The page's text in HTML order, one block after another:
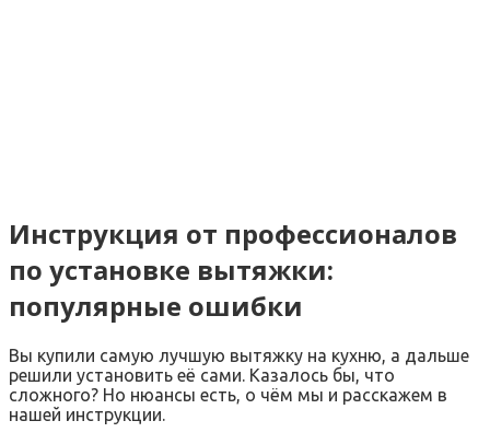
Инструкция от профессионалов
по установке вытяжки:
популярные ошибки
Вы купили самую лучшую вытяжку на кухню, а дальше
решили установить её сами. Казалось бы, что
сложного? Но нюансы есть, о чём мы и расскажем в
нашей инструкции.